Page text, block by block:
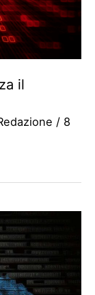
il
/ 8